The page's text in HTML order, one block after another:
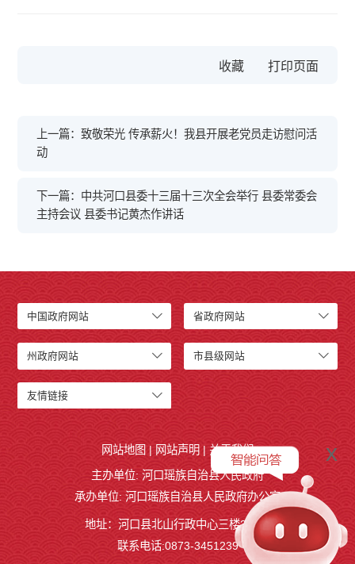
收藏
上一篇：致敬荣光 传承薪火！我县开展老党员走访慰问活
动
下一篇：中共河口县委十三届十三次全会举行 县委常委会
主持会议 县委书记黄杰作讲话
中国政府网站 省政府网站
州政府网站 市县级网站
友情链接
网站地图 | 网站声明 | 关于我们
主办单位: 河口瑶族自治县人民政府
承办单位: 河口瑶族自治县人民政府办公室
地址：河口县北山行政中心三楼327室
联系电话:0873-3451239
x